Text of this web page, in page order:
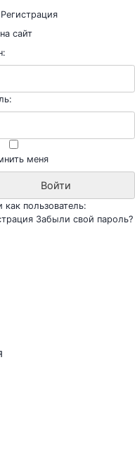
Регистрация
сайт
меня
как пользователь:
Забыли свой пароль?